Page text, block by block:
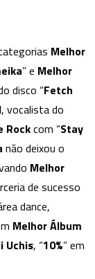
Melhor
” e Melhor
disco “Fetch
, vocalista do
Rockcom “Stay
não deixou o
Melhor
de sucesso
dance,
Melhor Álbum
Uchis, “10%” em